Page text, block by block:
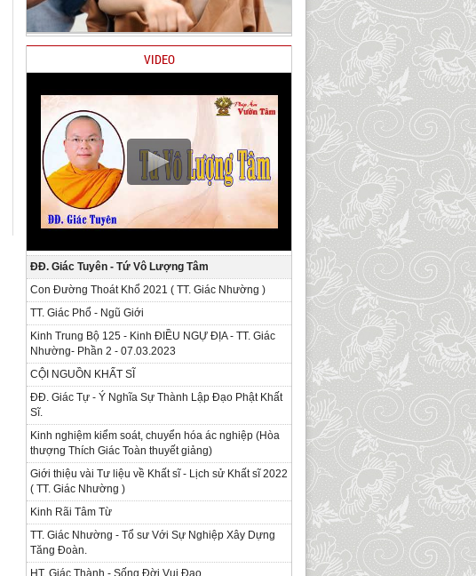
VIDEO
ĐĐ. Giác Tuyên - Tứ Vô Lượng Tâm
Con Đường Thoát Khổ 2021 ( TT. Giác Nhường )
TT. Giác Phổ - Ngũ Giới
Kinh Trung Bộ 125 - Kinh ÐIỀU NGỰ ĐỊA - TT. Giác
Nhường- Phần 2 - 07.03.2023
CỘI NGUỒN KHẤT SĨ
ĐĐ. Giác Tự - Ý Nghĩa Sự Thành Lập Đạo Phật Khất
Sĩ.
Kinh nghiệm kiểm soát, chuyển hóa ác nghiệp (Hòa
thượng Thích Giác Toàn thuyết giảng)
Giới thiệu vài Tư liệu về Khất sĩ - Lịch sử Khất sĩ 2022
( TT. Giác Nhường )
Kinh Rãi Tâm Từ
TT. Giác Nhường - Tổ sư Với Sự Nghiệp Xây Dựng
Tăng Đoàn.
HT. Giác Thành - Sống Đời Vui Đạo